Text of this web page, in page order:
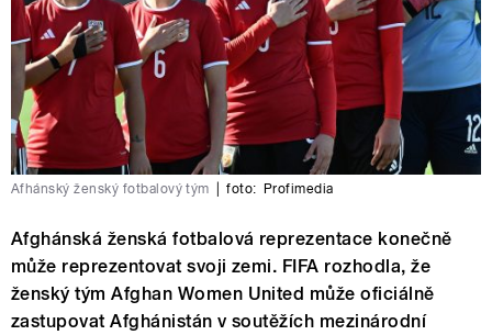
Afhánský ženský fotbalový tým foto: Profimedia
Afghánská ženská fotbalová reprezentace konečně
může reprezentovat svoji zemi. FIFA rozhodla, že
ženský tým Afghan Women United může oficiálně
zastupovat Afghánistán v soutěžích mezinárodní